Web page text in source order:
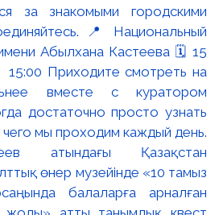
за знакомыми городскими
📍 Национальный
Абылхана Кастеева 🗓 15
15:00 Приходите смотреть на
вместе с куратором
достаточно просто узнать
мы проходим каждый день.